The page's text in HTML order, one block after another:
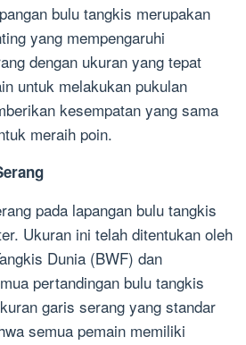
bulu tangkis merupakan
yang mempengaruhi
dengan ukuran yang tepat
untuk melakukan pukulan
kesempatan yang sama
meraih poin.
pada lapangan bulu tangkis
Ukuran ini telah ditentukan oleh
Dunia (BWF) dan
pertandingan bulu tangkis
garis serang yang standar
semua pemain memiliki